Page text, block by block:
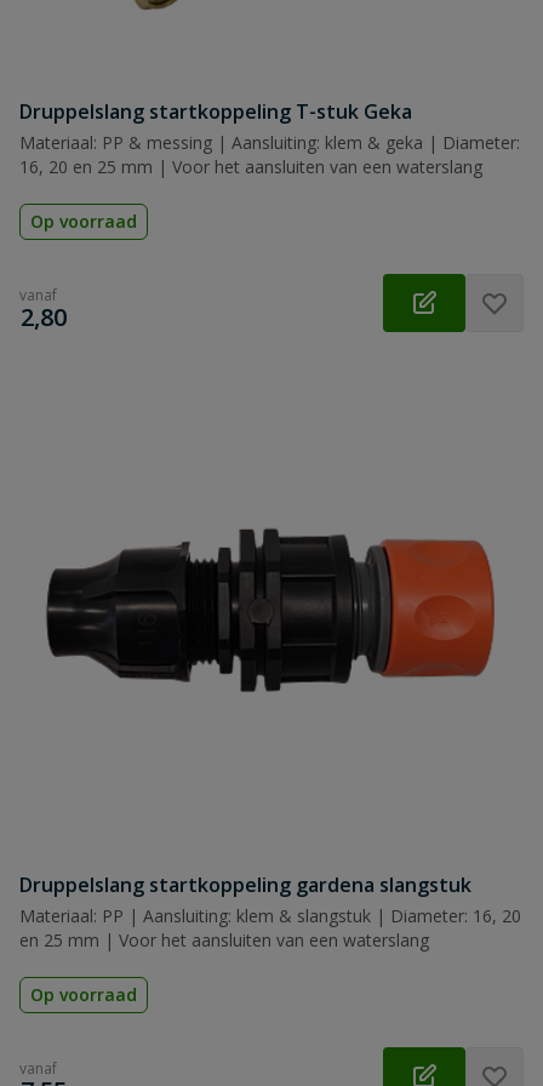
Druppelslang startkoppeling T-stuk Geka
Materiaal: PP & messing | Aansluiting: klem & geka | Diameter:
16, 20 en 25 mm | Voor het aansluiten van een waterslang
Op voorraad
vanaf
€
2,80
Druppelslang startkoppeling gardena slangstuk
Materiaal: PP | Aansluiting: klem & slangstuk | Diameter: 16, 20
en 25 mm | Voor het aansluiten van een waterslang
Op voorraad
vanaf